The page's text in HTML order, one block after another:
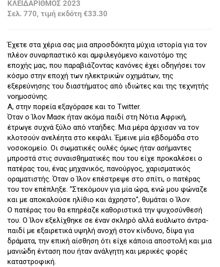
ΚΛΕΙΔΑΡΙΘΜΟΣ 2023
Σελ. 770, τιμή εκδότη €33.30
Έχετε στα χέρια σας μια απροσδόκητα μύχια ιστορία για τον
πλέον συναρπαστικό και αμφιλεγόμενο καινοτόμο της
εποχής μας, που παραβιάζοντας κανόνες έχει οδηγήσει τον
κόσμο στην εποχή των ηλεκτρικών οχημάτων, της
εξερεύνησης του διαστήματος από ιδιώτες και της τεχνητής
νοημοσύνης.
Α, στην πορεία εξαγόρασε και το Twitter.
Όταν ο Ίλον Μασκ ήταν ακόμα παιδί στη Νότια Αφρική,
έτρωγε συχνά ξύλο από νταήδες. Μια μέρα άρχισαν να τον
κλοτσούν ανελέητα στο κεφάλι. Έμεινε μία εβδομάδα στο
νοσοκομείο. Οι σωματικές ουλές όμως ήταν ασήμαντες
μπροστά στις συναισθηματικές που του είχε προκαλέσει ο
πατέρας του, ένας μηχανικός, πανούργος, χαρισματικός
οραματιστής. Όταν ο Ίλον επέστρεψε στο σπίτι, ο πατέρας
του τον επέπληξε. "Στεκόμουν για μία ώρα, ενώ μου φώναζε
και με αποκαλούσε ηλίθιο και άχρηστο", θυμάται ο Ίλον.
Ο πατέρας του θα επηρέαζε καθοριστικά την ψυχοσύνθεσή
του. Ο Ίλον εξελίχθηκε σε έναν σκληρό αλλά ευάλωτο άντρα-
παιδί με εξαιρετικά υψηλή ανοχή στον κίνδυνο, δίψα για
δράματα, την επική αίσθηση ότι είχε κάποια αποστολή και μια
μανιώδη ένταση που ήταν ανάλγητη και μερικές φορές
καταστροφική.